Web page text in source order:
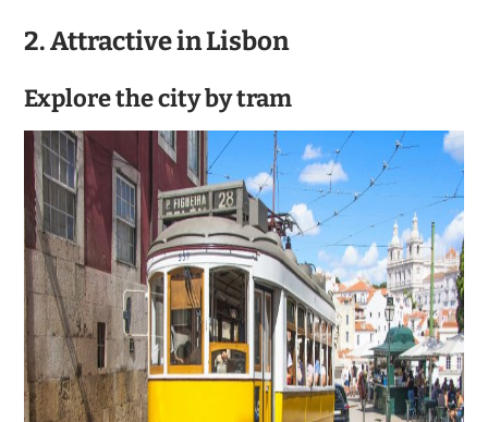
2. Attractive in Lisbon
Explore the city by tram